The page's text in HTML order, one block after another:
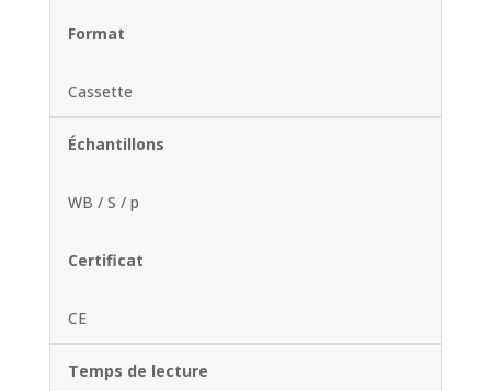
Format
Cassette
Échantillons
WB / S / p
Certificat
CE
Temps de lecture